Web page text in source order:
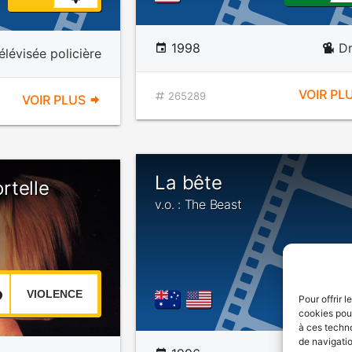
Pour offrir
cookies
à ces
de
1998
265289 VOIR
policière
VOIR PLUS
La bête
v.o. : The Beast
VIOLENCE